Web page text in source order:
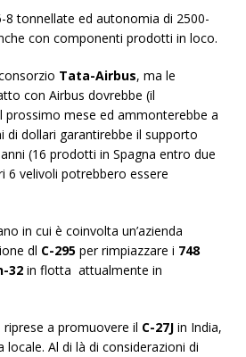
8 tonnellate ed autonomia di 2500-
con componenti prodotti in loco.
Tata-Airbus, ma le
con Airbus dovrebbe (il
prossimo mese ed ammonterebbe a
di dollari garantirebbe il supporto
(16 prodotti in Spagna entro due
6 velivoli potrebbero essere
in cui è coinvolta un’azienda
dl C-295 per rimpiazzare i 748
32 in flotta attualmente in
a promuovere il C-27J in India,
Al di là di considerazioni di